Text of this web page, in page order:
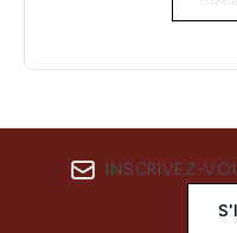
INSCRIVEZ-